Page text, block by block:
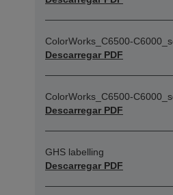
ColorWorks_C6500-
Descarregar PDF
ColorWorks_C6500-
Descarregar PDF
GHS labelling
Descarregar PDF